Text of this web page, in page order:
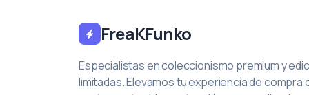
FreaKFunko
Especialistas en coleccionismo premium y
limitadas. Elevamos tu experiencia de compra